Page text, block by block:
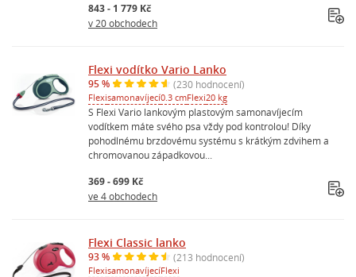
843 - 1 779 Kč
v 20 obchodech
Flexi vodítko Vario Lanko
95 % (230 hodnocení)
Flexisamonavíjecí0.3 cmFlexi20 kg
S Flexi Vario lankovým plastovým samonavíjecím
vodítkem máte svého psa vždy pod kontrolou! Díky
pohodlnému brzdovému systému s krátkým zdvihem a
chromovanou západkovou...
369 - 699 Kč
ve 4 obchodech
Flexi Classic lanko
93 % (213 hodnocení)
FlexisamonavíjecíFlexi